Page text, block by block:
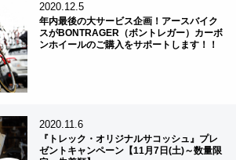
2020.12.5
年内最後の大サービス企画！アースバイク
スがBONTRAGER（ボントレガー）カーボ
ンホイールのご購入をサポートします！！
2020.11.6
『トレック・オリジナルサコッシュ』プレ
ゼントキャンペーン【11月7日(土)～数量限